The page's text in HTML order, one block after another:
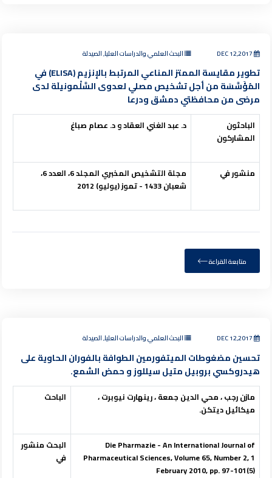
البحث العلمي والدراسات العليا, الصيدلة
تطوير مقايسة الممتز المناعي المرتبط بالإنزيم (ELISA) في
المُؤَسَّسَة من أجل تشخيص مصلي لعدوى السَّلْمونيلَة لدى
مرضى من محافظتي دمشق ودرعا
الباحثون
المشاركون
د. عبد الغني العقاد و د. عصام صباغ
منشور في مجلة التشخيص المخبري المجلد 6،
العدد 6،
شعبان 1433 - تموز (يوليو) 2012
متابعة القراءة
البحث العلمي والدراسات العليا, الصيدلة
تحسين مضغوطات الميتفورمين الطوافة بالفوران الحاوية على
هيدروكسي بروبيل متيل سيللوز و حمض الشمع.
مازن رجب ، محي الدين جمعة ، رينهارت نيوبرت ،
ميكائيل ديتكن.
الباحث
Die Pharmazie - An International Journal of
Pharmaceutical Sciences, Volume 65, Number 2, 1
February 2010, pp. 97-101(5)
البحث منشور
في